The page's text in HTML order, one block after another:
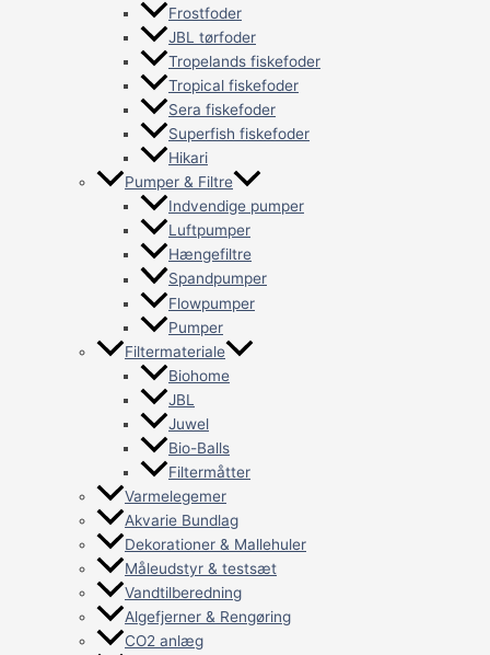
Frostfoder
JBL tørfoder
Tropelands fiskefoder
Tropical fiskefoder
Sera fiskefoder
Superfish fiskefoder
Hikari
Pumper & Filtre
Indvendige pumper
Luftpumper
Hængefiltre
Spandpumper
Flowpumper
Pumper
Filtermateriale
Biohome
JBL
Juwel
Bio-Balls
Filtermåtter
Varmelegemer
Akvarie Bundlag
Dekorationer & Mallehuler
Måleudstyr & testsæt
Vandtilberedning
Algefjerner & Rengøring
CO2 anlæg